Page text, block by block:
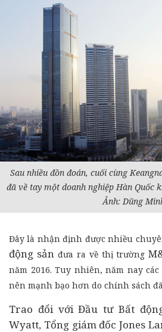
Sau nhiều đồn đoán, cuối cùng
đã về tay một doanh nghiệpHàn Quốc
Ảnh: Dũng
Đây là nhận định được nhiều
động sảnđưa ra về thị trường
năm 2016. Tuy nhiên, năm nay
nên mạnh bạo hơn do chính sách
Trao đổi với Đầu tư Bất
Wyatt, Tổng giám đốc Jones